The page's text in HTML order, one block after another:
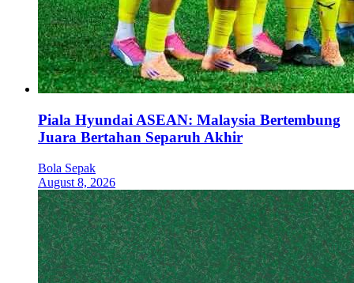
Piala Hyundai ASEAN: Malaysia Bertembung
Juara Bertahan Separuh Akhir
Bola Sepak
August 8, 2026